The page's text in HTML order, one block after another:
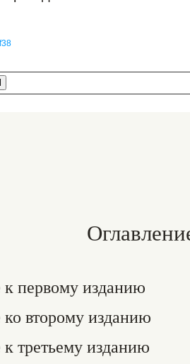
первому изданию
второму изданию
третьему изданию